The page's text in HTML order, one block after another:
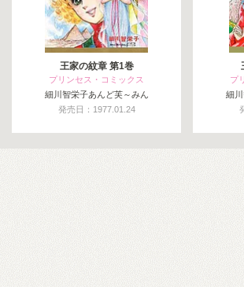
王家の紋章 第1巻
プリンセス・コミックス
細川智栄子あんど芙～みん
発売日：1977.01.24
プ
細